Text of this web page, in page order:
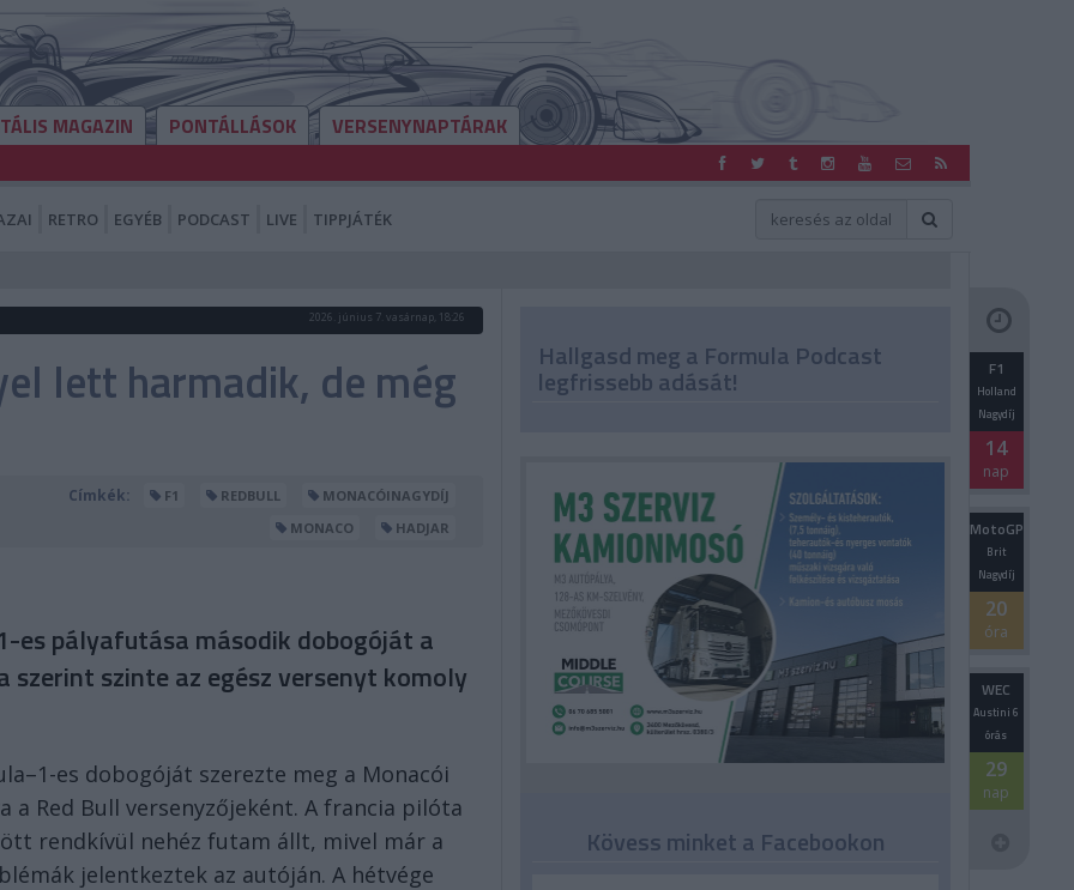
MAGAZIN PONTÁLLÁSOK VERSENYNAPTÁRAK
RETRO EGYÉB PODCAST LIVE TIPPJÁTÉK
2026. június 7. vasárnap, 18:26
lett harmadik, de még
Címkék: F1 REDBULL
MONACÓINAGYDÍJ
MONACO
HADJAR
es pályafutása második dobogóját a
szerint szinte az egész versenyt komoly
es dobogóját szerezte meg a Monacói
Red Bull versenyzőjeként. A francia pilóta
rendkívül nehéz futam állt, mivel már a
jelentkeztek az autóján. A hétvége
Hallgasd meg a Formula Podcast
legfrissebb adását! F1
Holland
Nagydíj
14
nap
MotoGP
Brit
Nagydíj
20
óra
WEC
Austini 6
órás
29
nap
Kövess minket a Facebookon